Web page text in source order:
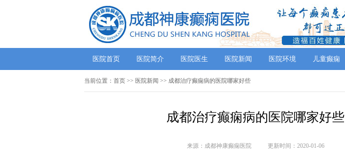
医院首页 医院简介 医院医生 医院新闻 医院环境 儿童癫痫
当前位置： 首页 >> 医院新闻 >> 成都治疗癫痫病的医院哪家好些
成都治疗癫痫病的医院哪家好些
来源：成都神康癫痫医院 更新时间：2020-01-06